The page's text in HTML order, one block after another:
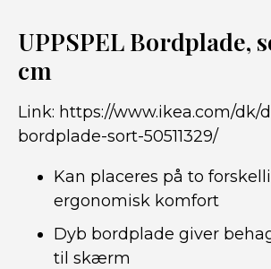
UPPSPEL Bordplade,
cm
Link: https://www.ikea.com/dk/
bordplade-sort-50511329/
Kan placeres på to
ergonomisk komfort
Dyb bordplade giver
til skærm